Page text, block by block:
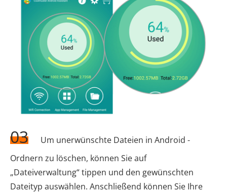
03
Um unerwünschte Dateien in Android -
Ordnern zu löschen, können Sie auf
„Dateiverwaltung“ tippen und den gewünschten
Dateityp auswählen. Anschließend können Sie Ihre